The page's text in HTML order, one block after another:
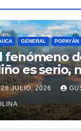
GENERAL POPAYÁN
fenómeno
es serio,
a juego
28 JULIO, 2026